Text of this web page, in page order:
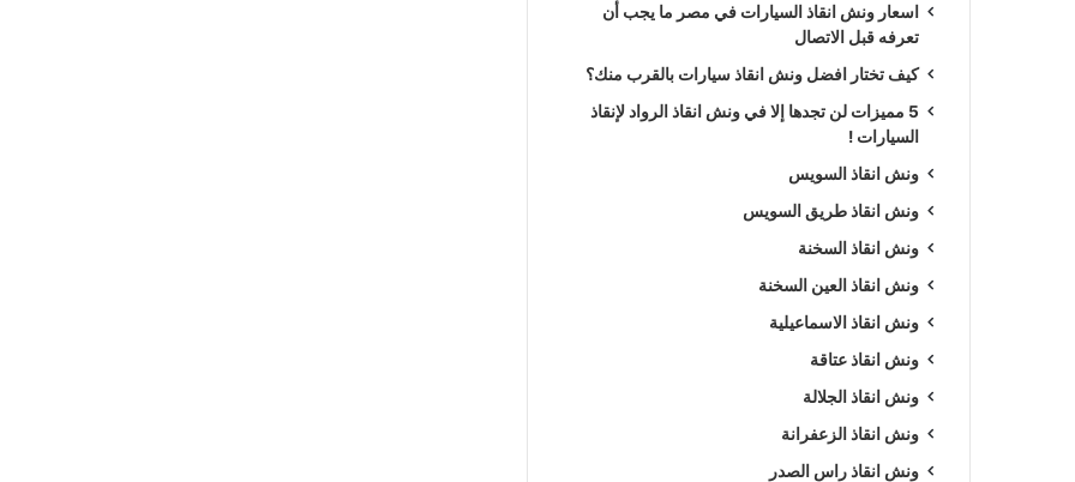
اسعار ونش انقاذ السيارات في مصر ما يجب أن
تعرفه قبل الاتصال
كيف تختار افضل ونش انقاذ سيارات بالقرب منك؟
5 مميزات لن تجدها إلا في ونش انقاذ الرواد لإنقاذ
السيارات !
ونش انقاذ السويس
ونش انقاذ طريق السويس
ونش انقاذ السخنة
ونش انقاذ العين السخنة
ونش انقاذ الاسماعيلية
ونش انقاذ عتاقة
ونش انقاذ الجلالة
ونش انقاذ الزعفرانة
ونش انقاذ راس الصدر